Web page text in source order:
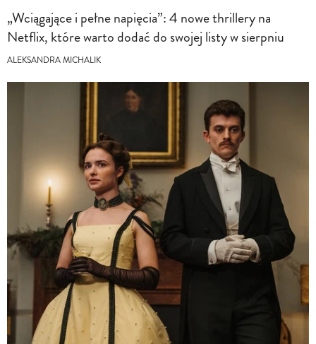
„Wciągające i pełne napięcia”: 4 nowe thrillery na
Netflix, które warto dodać do swojej listy w sierpniu
ALEKSANDRA MICHALIK